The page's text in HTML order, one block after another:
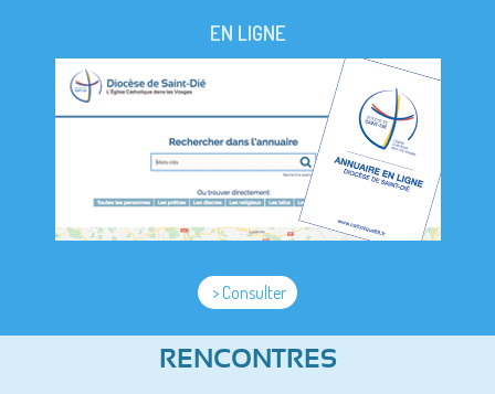
EN LIGNE
> Consulter
RENCONTRES